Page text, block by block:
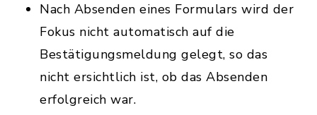
Nach Absenden eines Formulars wird der
Fokus nicht automatisch auf die
Bestätigungsmeldung gelegt, so das
nicht ersichtlich ist, ob das Absenden
erfolgreich war.